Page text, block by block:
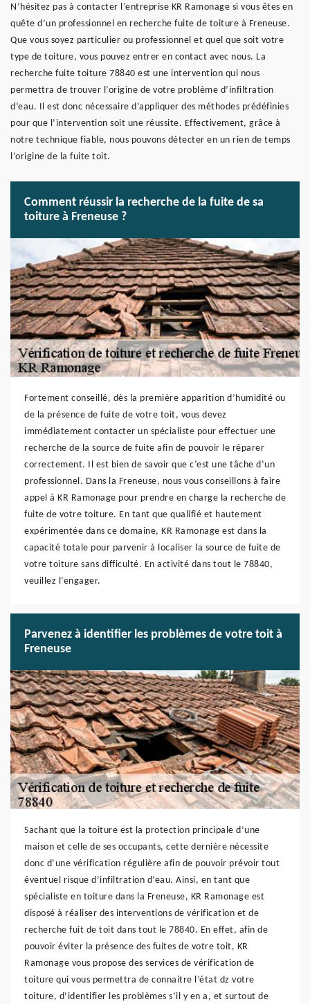
N’hésitez pas à contacter l’entreprise KR Ramonage si vous êtes en
quête d’un professionnel en recherche fuite de toiture à Freneuse.
Que vous soyez particulier ou professionnel et quel que soit votre
type de toiture, vous pouvez entrer en contact avec nous. La
recherche fuite toiture 78840 est une intervention qui nous
permettra de trouver l’origine de votre problème d’infiltration
d’eau. Il est donc nécessaire d’appliquer des méthodes prédéfinies
pour que l’intervention soit une réussite. Effectivement, grâce à
notre technique fiable, nous pouvons détecter en un rien de temps
l’origine de la fuite toit.
Comment réussir la recherche de la fuite de sa
toiture à Freneuse ?
Fortement conseillé, dès la première apparition d’humidité ou
de la présence de fuite de votre toit, vous devez
immédiatement contacter un spécialiste pour effectuer une
recherche de la source de fuite afin de pouvoir le réparer
correctement. Il est bien de savoir que c’est une tâche d’un
professionnel. Dans la Freneuse, nous vous conseillons à faire
appel à KR Ramonage pour prendre en charge la recherche de
fuite de votre toiture. En tant que qualifié et hautement
expérimentée dans ce domaine, KR Ramonage est dans la
capacité totale pour parvenir à localiser la source de fuite de
votre toiture sans difficulté. En activité dans tout le 78840,
veuillez l’engager.
Parvenez à identifier les problèmes de votre toit à
Freneuse
Sachant que la toiture est la protection principale d’une
maison et celle de ses occupants, cette dernière nécessite
donc d’une vérification régulière afin de pouvoir prévoir tout
éventuel risque d’infiltration d’eau. Ainsi, en tant que
spécialiste en toiture dans la Freneuse, KR Ramonage est
disposé à réaliser des interventions de vérification et de
recherche fuit de toit dans tout le 78840. En effet, afin de
pouvoir éviter la présence des fuites de votre toit, KR
Ramonage vous propose des services de vérification de
toiture qui vous permettra de connaitre l’état dz votre
toiture, d’identifier les problèmes s’il y en a, et surtout de